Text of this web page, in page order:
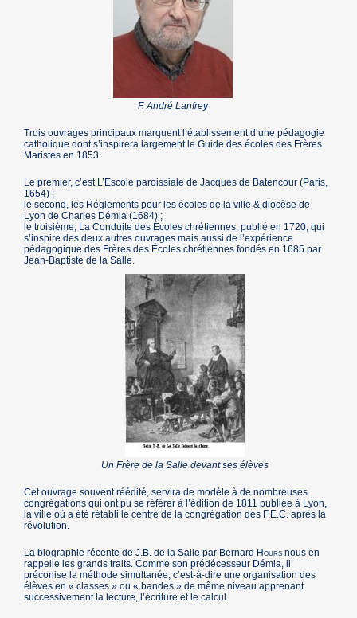
F. André Lanfrey
Trois ouvrages principaux marquent l’établissement d’une pédagogie
catholique dont s’inspirera largement le Guide des écoles des Frères
Maristes en 1853.
Le premier, c’est L’Escole paroissiale de Jacques de Batencour (Paris,
1654) ;
le second, les Réglements pour les écoles de la ville & diocèse de
Lyon de Charles Démia (1684) ;
le troisième, La Conduite des Écoles chrétiennes, publié en 1720, qui
s’inspire des deux autres ouvrages mais aussi de l’expérience
pédagogique des Frères des Écoles chrétiennes fondés en 1685 par
Jean-Baptiste de la Salle.
Un Frère de la Salle devant ses élèves
Cet ouvrage souvent réédité, servira de modèle à de nombreuses
congrégations qui ont pu se référer à l’édition de 1811 publiée à Lyon,
la ville où a été rétabli le centre de la congrégation des F.E.C. après la
révolution.
La biographie récente de J.B. de la Salle par Bernard Hours nous en
rappelle les grands traits. Comme son prédécesseur Démia, il
préconise la méthode simultanée, c’est-à-dire une organisation des
élèves en « classes » ou « bandes » de même niveau apprenant
successivement la lecture, l’écriture et le calcul.